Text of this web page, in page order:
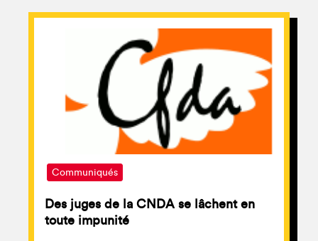
Communiqués
Des juges de la CNDA se lâchent en
toute impunité